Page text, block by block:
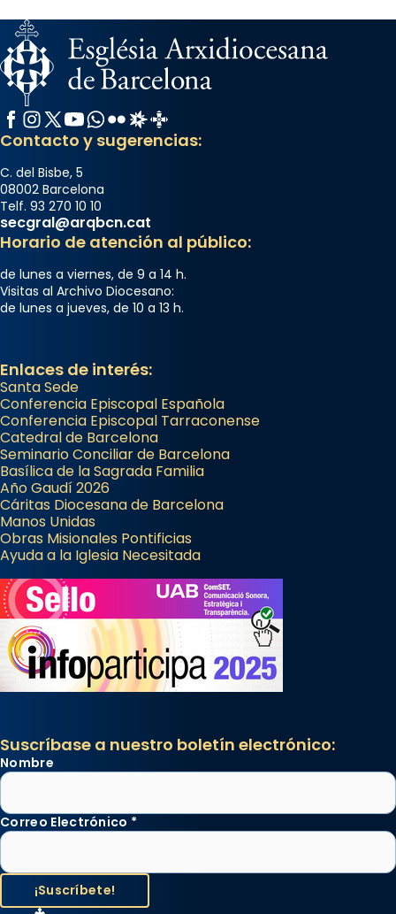
Facebook
Instagram
X / Twitter
YouTube
WhatsApp
FlickrRadio Estel
Catalunya Cristiana
Contacto y sugerencias:
C. del Bisbe, 5
08002 Barcelona
Telf. 93 270 10 10
secgral@arqbcn.cat
Horario de atención al público:
de lunes a viernes, de 9 a 14 h.
Visitas al Archivo Diocesano:
de lunes a jueves, de 10 a 13 h.
Enlaces de interés:
Santa Sede
Conferencia Episcopal Española
Conferencia Episcopal Tarraconense
Catedral de Barcelona
Seminario Conciliar de Barcelona
Basílica de la Sagrada Familia
Año Gaudí 2026
Cáritas Diocesana de Barcelona
Manos Unidas
Obras Misionales Pontificias
Ayuda a la Iglesia Necesitada
Suscríbase a nuestro boletín electrónico:
Nombre
Correo Electrónico *